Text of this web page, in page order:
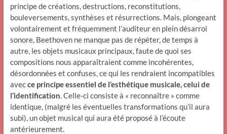
principe de créations, destructions, reconstitutions,
bouleversements, synthèses et résurrections. Mais, plongeant
volontairement et fréquemment l’auditeur en plein désarroi
sonore, Beethoven ne manque pas de répéter, de temps à
autre, les objets musicaux principaux, faute de quoi ses
compositions nous apparaîtraient comme incohérentes,
désordonnées et confuses, ce qui les rendraient incompatibles
avecce principe essentiel de l’esthétique musicale, celui de
l’identification. Celle-ci consiste à « reconnaître » comme
identique, (malgré les éventuelles transformations qu’il aura
subi), un objet musical qui aura été proposé à l’écoute
antérieurement.